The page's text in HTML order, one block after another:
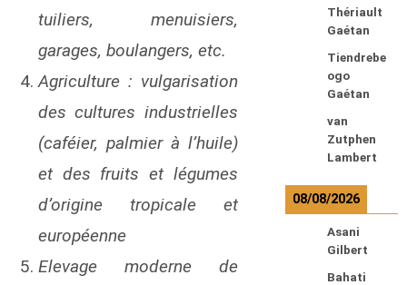
tuiliers, menuisiers,
garages, boulangers, etc.
Agriculture : vulgarisation
des cultures industrielles
(caféier, palmier à l’huile)
et des fruits et légumes
d’origine tropicale et
européenne
Elevage moderne de
Thériault
Gaétan
Tiendrebe
ogo
Gaétan
van
Zutphen
Lambert
08/08/2026
Asani
Gilbert
Bahati